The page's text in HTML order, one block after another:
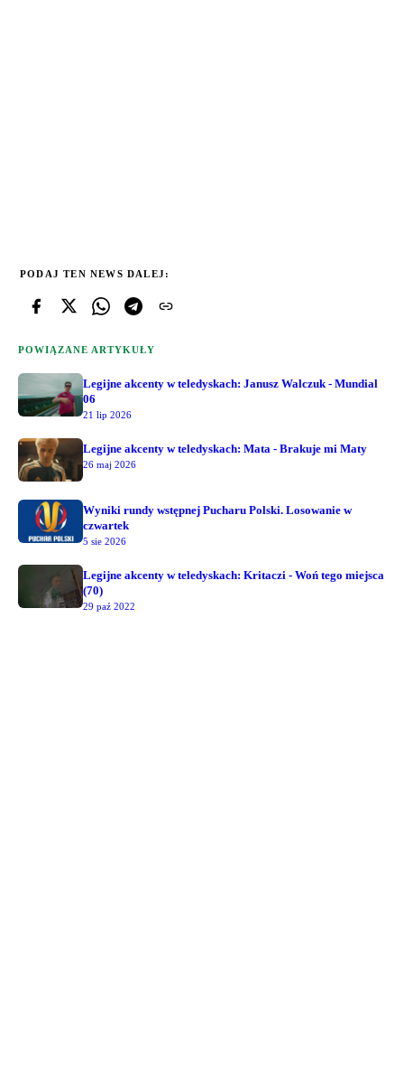
PODAJ TEN NEWS DALEJ:
POWIĄZANE ARTYKUŁY
Legijne akcenty w teledyskach: Janusz Walczuk - Mundial
06
21 lip 2026
Legijne akcenty w teledyskach: Mata - Brakuje mi Maty
26 maj 2026
Wyniki rundy wstępnej Pucharu Polski. Losowanie w
czwartek
5 sie 2026
Legijne akcenty w teledyskach: Kritaczi - Woń tego miejsca
(70)
29 paź 2022